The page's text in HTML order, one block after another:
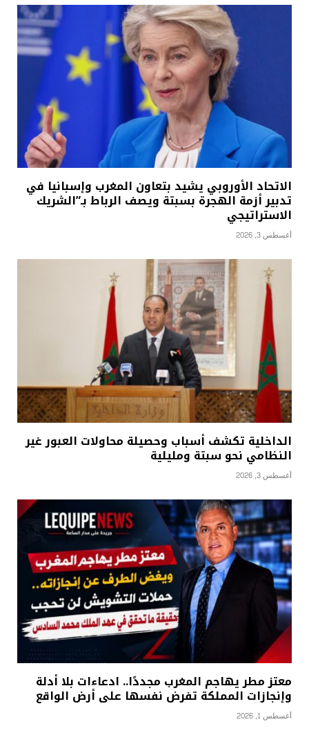
الاتحاد الأوروبي يشيد بتعاون المغرب وإسبانيا في
تدبير أزمة الهجرة بسبتة ويصف الرباط بـ”الشريك
الاستراتيجي
أغسطس 3, 2026
الداخلية تكشف أسباب وحصيلة محاولات العبور غير
النظامي نحو سبتة ومليلية
أغسطس 3, 2026
معتز مطر يهاجم المغرب مجددًا.. ادعاءات بلا أدلة
وإنجازات المملكة تفرض نفسها على أرض الواقع
أغسطس 1, 2026